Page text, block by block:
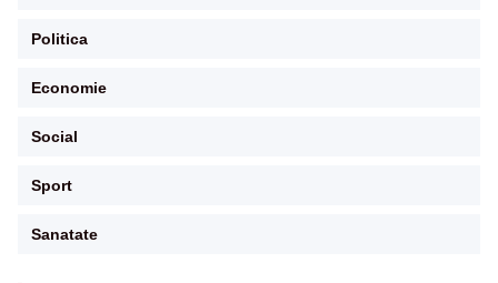
Politica
Economie
Social
Sport
Sanatate